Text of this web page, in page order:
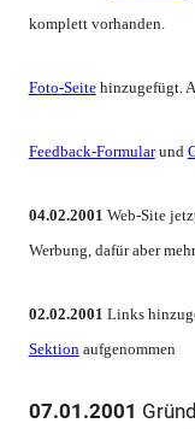
komplett vorhanden.
Foto-Seitehinzugefügt.
Feedback-Formularund
04.02.2001 Web-Site
Werbung, dafür aber
02.02.2001 Links
Sektionaufgenommen
07.01.2001